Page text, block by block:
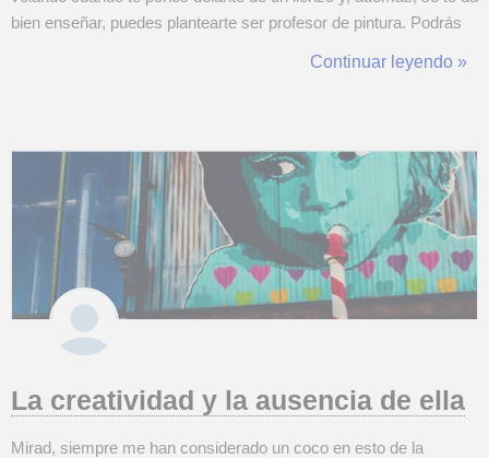
bien enseñar, puedes plantearte ser profesor de pintura. Podrás
artística. Si te interesa saber más, ¡sigue leyendo! ¿Se necesitan
Continuar leyendo »
La creatividad y la ausencia de ella
Mirad, siempre me han considerado un coco en esto de la